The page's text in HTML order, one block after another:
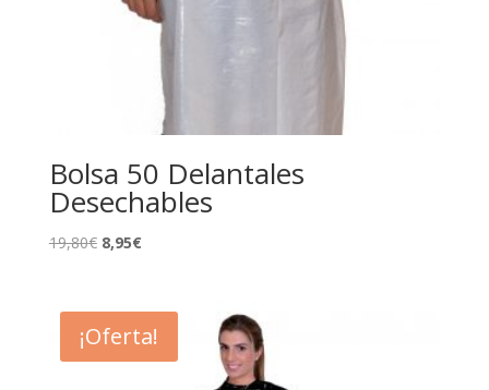
Bolsa 50 Delantales
Desechables
19,80€ El
era:
19,80€.
8,95€El
es:
8,95€.
¡Oferta!